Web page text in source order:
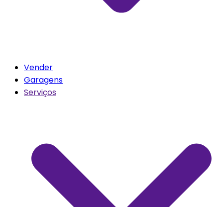
Vender
Garagens
Serviços